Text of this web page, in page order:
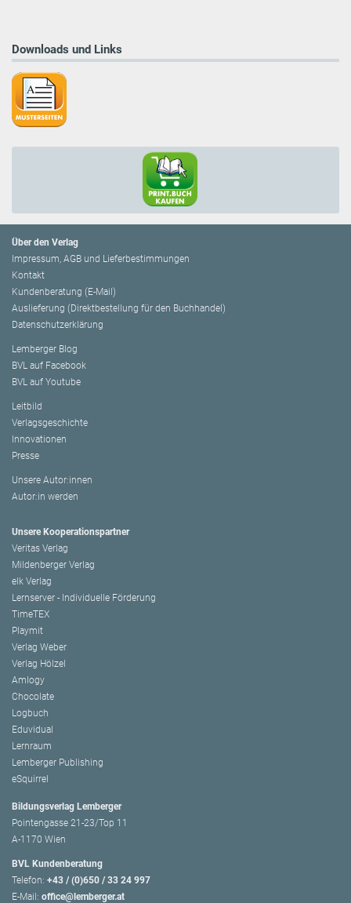
Downloads und Links
Über den Verlag
Impressum, AGB und Lieferbestimmungen
Kontakt
Kundenberatung (E-Mail)
Auslieferung (Direktbestellung für den Buchhandel)
Datenschutzerklärung
Lemberger Blog
BVL auf Facebook
BVL auf Youtube
Leitbild
Verlagsgeschichte
Innovationen
Presse
Unsere Autor:innen
Autor:in werden
Unsere Kooperationspartner
Veritas Verlag
Mildenberger Verlag
elk Verlag
Lernserver - Individuelle Förderung
TimeTEX
Playmit
Verlag Weber
Verlag Hölzel
Amlogy
Chocolate
Logbuch
Eduvidual
Lernraum
Lemberger Publishing
eSquirrel
Bildungsverlag Lemberger
Pointengasse 21-23/Top 11
A-1170 Wien
BVL Kundenberatung
Telefon: +43 / (0)650 / 33 24 997
E-Mail: office@lemberger.at